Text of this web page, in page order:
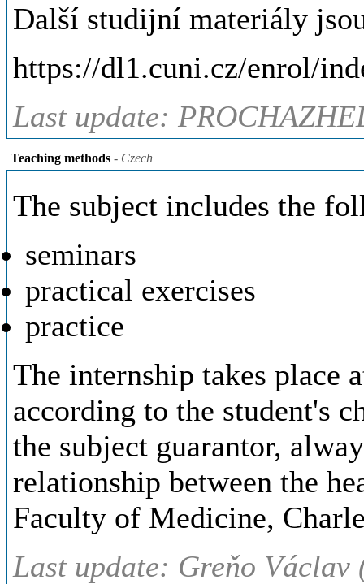
Další studijní materiály
https://dl1.cuni.cz/enrol/
Last update:
Teaching methods - Czech
The subject includes the
seminars
practical exercises
practice
The internship takes
according to the student's
the subject guarantor,
relationship between the
Faculty of Medicine,
Last update: Greňo Václav